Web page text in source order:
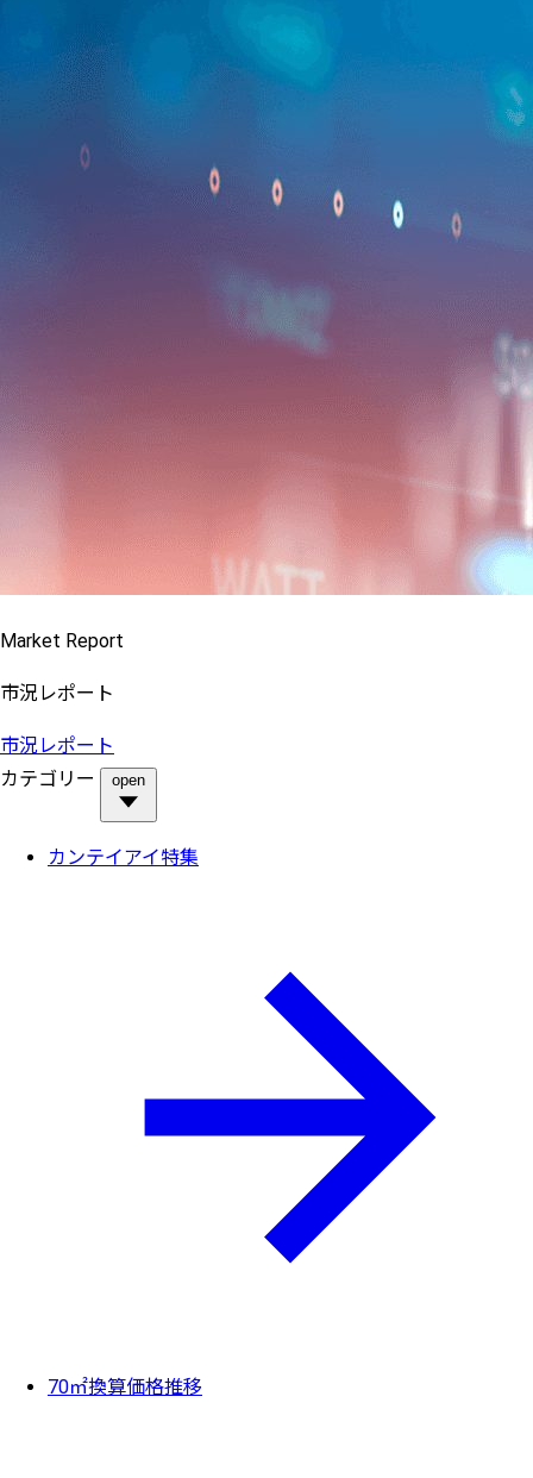
Market Report
市況レポート
市況レポート
カテゴリー
open
カンテイアイ特集
70㎡換算価格推移